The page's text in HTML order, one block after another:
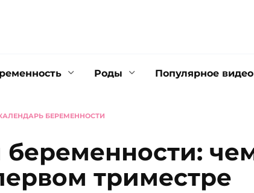
Роды Популярное видео
БЕРЕМЕННОСТИ
триместре